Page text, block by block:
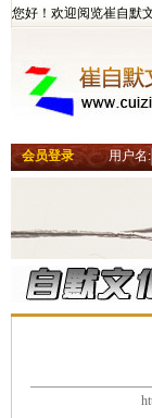
您好！欢迎阅览崔自默
会员登录 用户名: